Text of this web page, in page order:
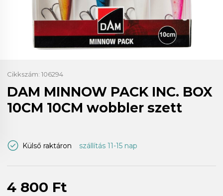
Cikkszám: 106294
DAM MINNOW PACK INC. BOX
10CM 10CM wobbler szett
Külső raktáron szállítás 11-15 nap
4 800 Ft